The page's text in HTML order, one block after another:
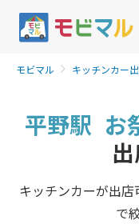
モビマル キッチンカー
平野駅 お
キッチンカーが出店
で